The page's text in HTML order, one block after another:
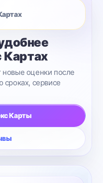
Картах
оценки после
сервисе
Карты